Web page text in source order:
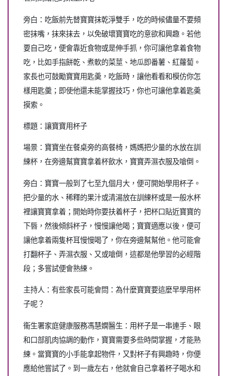
旁白：吃飯前先替寶寶抹乾淨雙手，吃的時候儘量不要頻
密抹嘴，抹來抹去，以免破壞寶寶吃的意欲和興趣。若他
要自己吃，便會靠近食物或是伸手抓，你可讓他拿着食物
吃，比如手指餅乾、煮軟的菜莖、地瓜即番薯、紅蘿蔔。
家長也可鼓勵寶寶用匙羮，吃飯時，讓他看看和模仿你怎
樣用匙羹；即使他還未能掌握技巧，你也可讓他拿着匙羮
摸索。
標題：讓寶寶用杯子
場景：寶寶坐在餐桌旁的高餐椅，媽媽把少量的水放在訓
練杯，在旁邊幫寶寶拿着杯飲水，寶寶弄濕衣服及嗆倒。
旁白：寶寶一般到了七至九個月大，便可開始學用杯子。
把少量的水、稀釋的果汁或清湯放在訓練杯或是一般水杯
裡讓寶寶拿着；開始時你要扶着杯子，把杯口貼近寶寶的
下唇，然後傾斜杯子，慢慢讓他喝；寶寶適應以後，便可
讓他拿着兩隻杯耳慢慢喝了，你在旁邊幫幫他。他可能會
打翻杯子、弄濕衣服、又或嗆倒，這都是他學習的必經階
段；多嘗試便會熟練。
主持人：有些家長可能會問：為什麼寶寶要這麼早學用杯
子呢？
衞生署家庭健康服務馮慧嫻醫生：用杯子是一串連手、眼
和口部肌肉協調的動作，寶寶需要多些時間掌握，才能熟
練。當寶寶的小手能拿起物件，又對杯子有興趣時，你便
應給他嘗試了。到一歲左右，他就會自己拿着杯子喝水和